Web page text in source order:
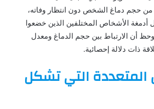
حجم دماغ الشخص دون انتظار وفاته،
أدمغة الأشخاص المختلفين الذين خضعوا
لوحظ أن الارتباط بين حجم الدماغ ومعدل
ذات دلالة إحصائية.
المتعددة التي تشكل